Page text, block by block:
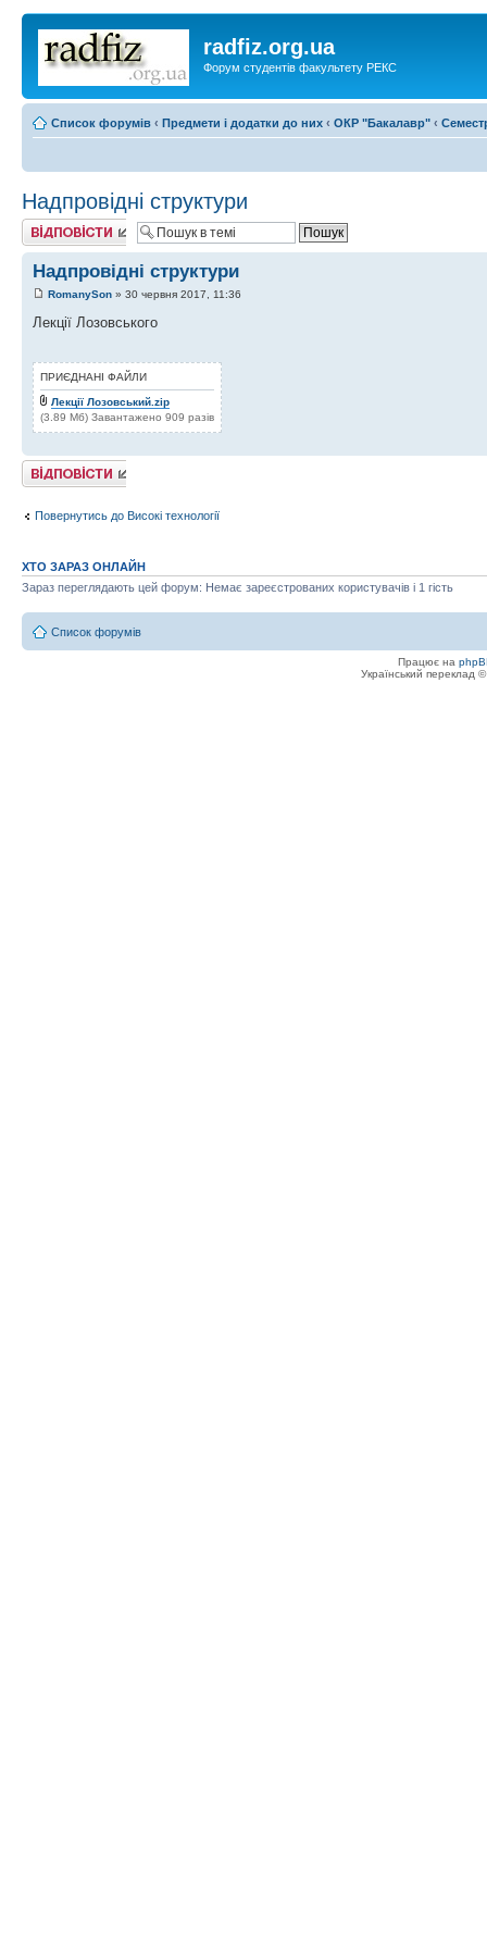
radfiz.org.ua
Форум студентів факультету РЕКС
Список форумів ‹ Предмети і додатки до них ‹ ОКР "Бакалавр" ‹
Надпровідні структури
Відповісти
Надпровідні структури
RomanySon » 30 червня 2017, 11:36
Лекції Лозовського
ПРИЄДНАНІ ФАЙЛИ
Лекції Лозовський.zip
(3.89 Мб) Завантажено 909 разів
Відповісти
Повернутись до Високі технології
ХТО ЗАРАЗ ОНЛАЙН
Зараз переглядають цей форум: Немає зареєстрованих користувачів і 1 гість
Список форумів
Працює на
Український переклад